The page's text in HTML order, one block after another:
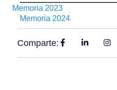
Memoria 2023
Memoria 2024
Comparte: